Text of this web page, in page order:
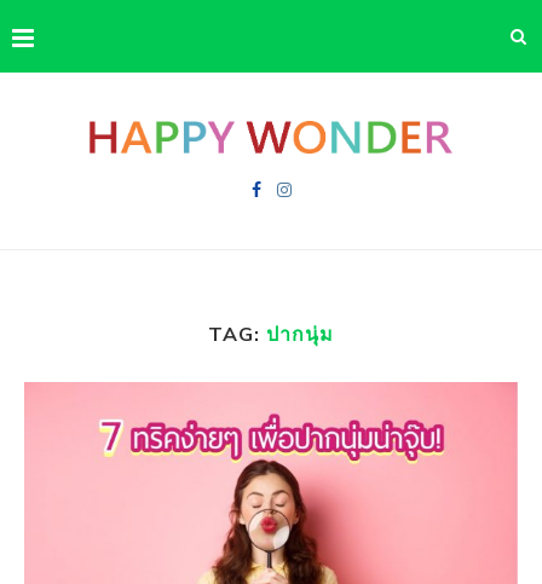
TAG: ปากนุ่ม